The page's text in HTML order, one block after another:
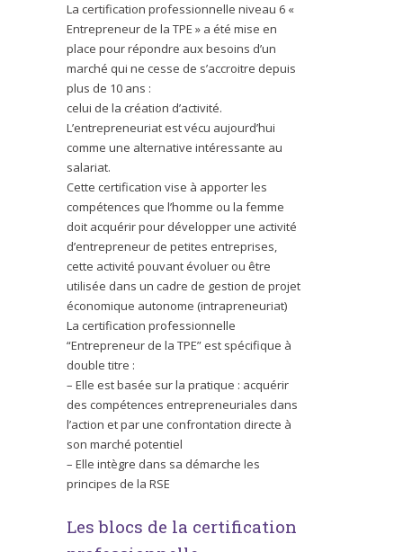
La certification professionnelle niveau 6 «
Entrepreneur de la TPE » a été mise en
place pour répondre aux besoins d’un
marché qui ne cesse de s’accroitre depuis
plus de 10 ans :
celui de la création d’activité.
L’entrepreneuriat est vécu aujourd’hui
comme une alternative intéressante au
salariat.
Cette certification vise à apporter les
compétences que l’homme ou la femme
doit acquérir pour développer une activité
d’entrepreneur de petites entreprises,
cette activité pouvant évoluer ou être
utilisée dans un cadre de gestion de projet
économique autonome (intrapreneuriat)
La certification professionnelle
“Entrepreneur de la TPE” est spécifique à
double titre :
– Elle est basée sur la pratique : acquérir
des compétences entrepreneuriales dans
l’action et par une confrontation directe à
son marché potentiel
– Elle intègre dans sa démarche les
principes de la RSE
Les blocs de la certification